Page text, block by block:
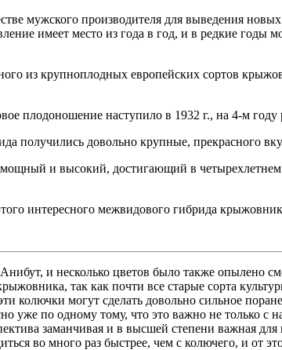
мужского производителя для выведения
имеет место из года в год, и в редкие годы
из крупноплодных европейских сортов
плодоношение наступило в 1932 г., на 4-м году
получились довольно крупные, прекрасного
и высокий, достигающий в
интересного межвидового гибрида
и несколько цветов было также опылено
так как почти все старые сорта
колючки могут сделать довольно сильное
уже по одному тому, что это важно не только с
заманчивая и в высшей степени важная для
во много раз быстрее, чем с колючего, и от